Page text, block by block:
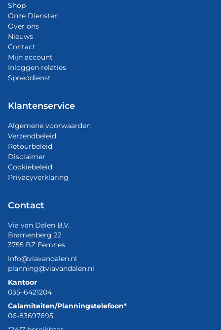
Shop
Onze Diensten
Over ons
Nieuws
Contact
Mijn account
Inloggen relaties
Spoeddienst
Klantenservice
Algemene voorwaarden
Verzendbeleid
Retourbeleid
Disclaimer
Cookiebeleid
Privacyverklaring
Contact
Via van Dalen B.V.
Bramenberg 22
3755 BZ Eemnes
info@viavandalen.nl
planning@viavandalen.nl
Kantoor
035–6421204
Calamiteiten/Planningstelefoon*
06-83697695